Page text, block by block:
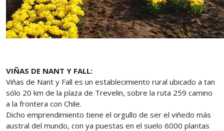
VIÑAS DE NANT Y FALL:
Viñas de Nant y Fall es un establecimiento rural ubicado a tan
sólo 20 km de la plaza de Trevelin, sobre la ruta 259 camino
a la frontera con Chile.
Dicho emprendimiento tiene el orgullo de ser el viñedo más
austral del mundo, con ya puestas en el suelo 6000 plantas